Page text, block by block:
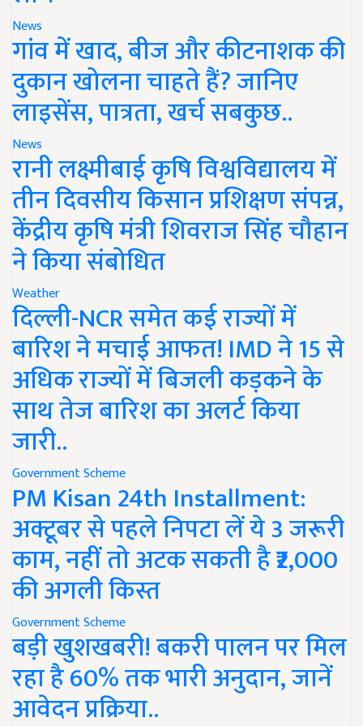
News
गांव में खाद, बीज और कीटनाशक की
दुकान खोलना चाहते हैं? जानिए
लाइसेंस, पात्रता, खर्च सबकुछ..
News
रानी लक्ष्मीबाई कृषि विश्वविद्यालय में
तीन दिवसीय किसान प्रशिक्षण संपन्न,
केंद्रीय कृषि मंत्री शिवराज सिंह चौहान
ने किया संबोधित
Weather
दिल्ली-NCR समेत कई राज्यों में
बारिश ने मचाई आफत! IMD ने 15 से
अधिक राज्यों में बिजली कड़कने के
साथ तेज बारिश का अलर्ट किया
जारी..
Government Scheme
PM Kisan 24th Installment:
अक्टूबर से पहले निपटा लें ये 3 जरूरी
काम, नहीं तो अटक सकती है ₹2,000
की अगली किस्त
Government Scheme
बड़ी खुशखबरी! बकरी पालन पर मिल
रहा है 60% तक भारी अनुदान, जानें
आवेदन प्रक्रिया..